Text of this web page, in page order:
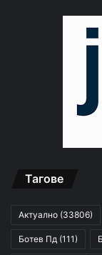
Тагове
Актуално (33806)
Ботев Пд (111)